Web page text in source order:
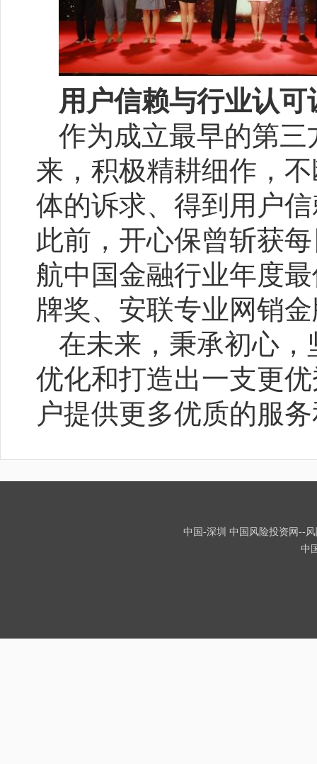
用户信赖与行业认
作为成立最早的第
来，积极精耕细作，
体的诉求、得到用户
此前，开心保曾斩获
航中国金融行业年度
牌奖、安联专业网销
在未来，秉承初心
优化和打造出一支更
户提供更多优质的服
中国-深圳 中国风险投资网--
中